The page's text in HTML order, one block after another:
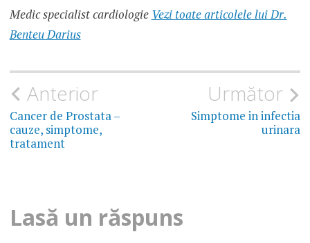
Medic specialist cardiologie Vezi toate articolele lui Dr.
Benteu Darius
Navigare
în
articole
Anterior
Cancer de Prostata –
cauze, simptome,
tratament
Următor
Simptome in infectia
urinara
Lasă un răspuns